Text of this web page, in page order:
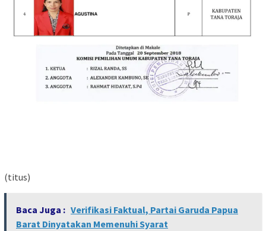
(titus)
Baca Juga : Verifikasi Faktual, Partai Garuda Papua
Barat Dinyatakan Memenuhi Syarat